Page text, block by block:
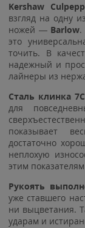
Kershaw
взгляд на одну
ножей — Barlow.
это
точить. В
надежный и
лайнеры из
Сталь клинка
для
показывает
достаточно
неплохую
этим
Рукоять
уже ставшего
ни выцветания.
ударам и